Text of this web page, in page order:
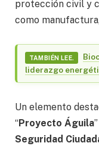
protección civil y
como
TAMBIÉN LEE.
liderazgo
Un elemento
“Proyecto Águila
Seguridad